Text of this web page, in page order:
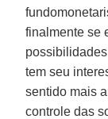
finalmente se
tem seu
sentido mais
controle das